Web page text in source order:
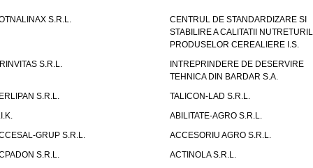
S.R.L.
CENTRUL DE STANDARDIZARE SI
STABILIRE A CALITATII
PRODUSELOR CEREALIERE I.S.
S.R.L.
INTREPRINDERE DE DESERVIRE
TEHNICA DIN BARDAR S.A.
S.R.L.
TALICON-LAD S.R.L.
ABILITATE-AGRO S.R.L.
GRUP S.R.L.
ACCESORIU AGRO S.R.L.
S.R.L.
ACTINOLA S.R.L.